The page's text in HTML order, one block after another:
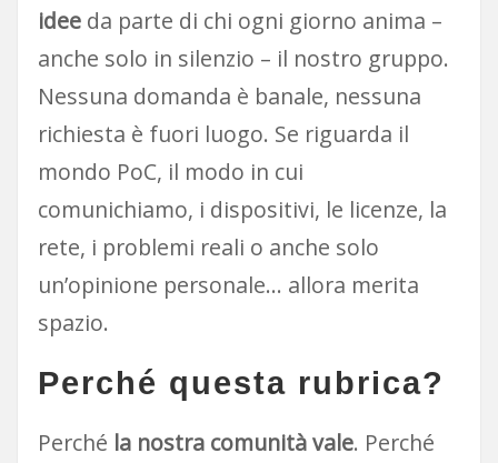
ideeda parte di chi ogni giorno anima –
anche solo in silenzio – il nostro gruppo.
Nessuna domanda è banale, nessuna
richiesta è fuori luogo. Se riguarda il
mondo PoC, il modo in cui
comunichiamo, i dispositivi, le licenze, la
rete, i problemi reali o anche solo
un’opinione personale… allora merita
spazio.
Perché questa rubrica?
Perché la nostra comunità vale. Perché